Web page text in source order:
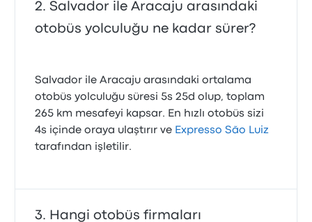
Salvador ile Aracaju arasındaki
otobüs yolculuğu ne kadar sürer?
Salvador ile Aracaju arasındaki ortalama
otobüs yolculuğu süresi 5s 25d olup, toplam
265 km mesafeyi kapsar. En hızlı otobüs sizi
4s içinde oraya ulaştırır ve Expresso São Luiz
tarafından işletilir.
Hangi otobüs firmaları